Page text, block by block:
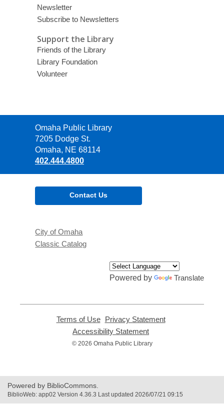
Newsletter
Subscribe to Newsletters
Support the Library
Friends of the Library
Library Foundation
Volunteer
Contact
the
Library
Omaha Public Library
7205 Dodge St.
Omaha, NE 68114
402.444.4800
Contact Us
City of Omaha
Classic Catalog
Powered by Translate
Terms of Use,
opens
new
Privacy Statement,
Accessibility Statement
opens
© 2026 Omaha Public Library
Powered by BiblioCommons.
BiblioWeb: app02 Version 4.36.3 Last updated 2026/07/21 09:15